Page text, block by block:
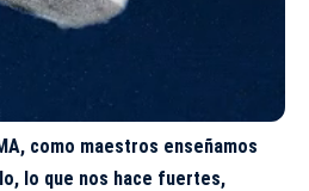
como maestros enseñamos
lo que nos hace fuertes,